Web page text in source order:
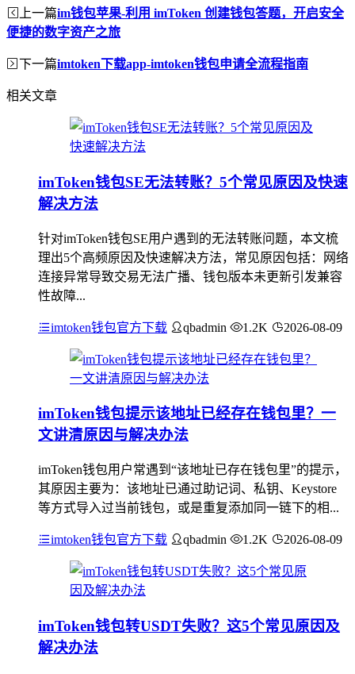
上一篇im钱包苹果-利用 imToken 创建钱包答题，开启安全
便捷的数字资产之旅
下一篇imtoken下载app-imtoken钱包申请全流程指南
相关文章
imToken钱包SE无法转账？5个常见原因及快速
解决方法
针对imToken钱包SE用户遇到的无法转账问题，本文梳
理出5个高频原因及快速解决方法，常见原因包括：网络
连接异常导致交易无法广播、钱包版本未更新引发兼容
性故障...
imtoken钱包官方下载 qbadmin 1.2K 2026-08-09
imToken钱包提示该地址已经存在钱包里？一
文讲清原因与解决办法
imToken钱包用户常遇到“该地址已存在钱包里”的提示，
其原因主要为：该地址已通过助记词、私钥、Keystore
等方式导入过当前钱包，或是重复添加同一链下的相...
imtoken钱包官方下载 qbadmin 1.2K 2026-08-09
imToken钱包转USDT失败？这5个常见原因及
解决办法